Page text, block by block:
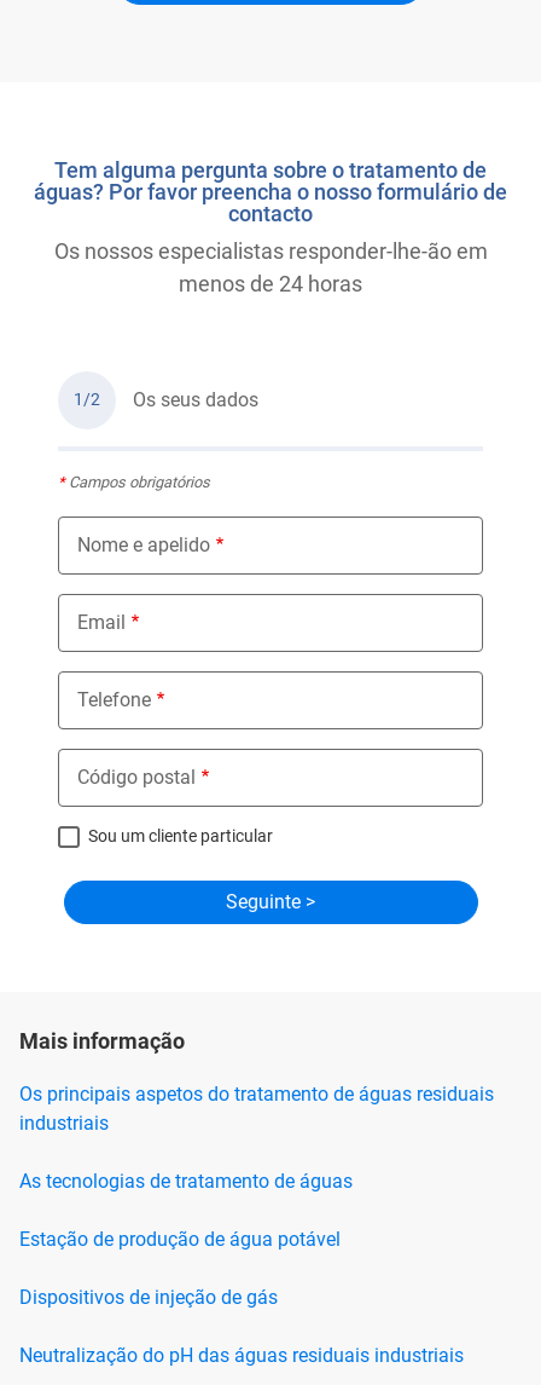
Tem alguma pergunta sobre o tratamento de
águas? Por favor preencha o nosso formulário de
contacto
Os nossos especialistas responder-lhe-ão em
menos de 24 horas
1/2 Os seus dados
*Campos obrigatórios
Nome e apelido
Email
Telefone
Código postal
Sou um cliente particular
Mais informação
Os principais aspetos do tratamento de águas residuais
industriais
As tecnologias de tratamento de águas
Estação de produção de água potável
Dispositivos de injeção de gás
Neutralização do pH das águas residuais industriais